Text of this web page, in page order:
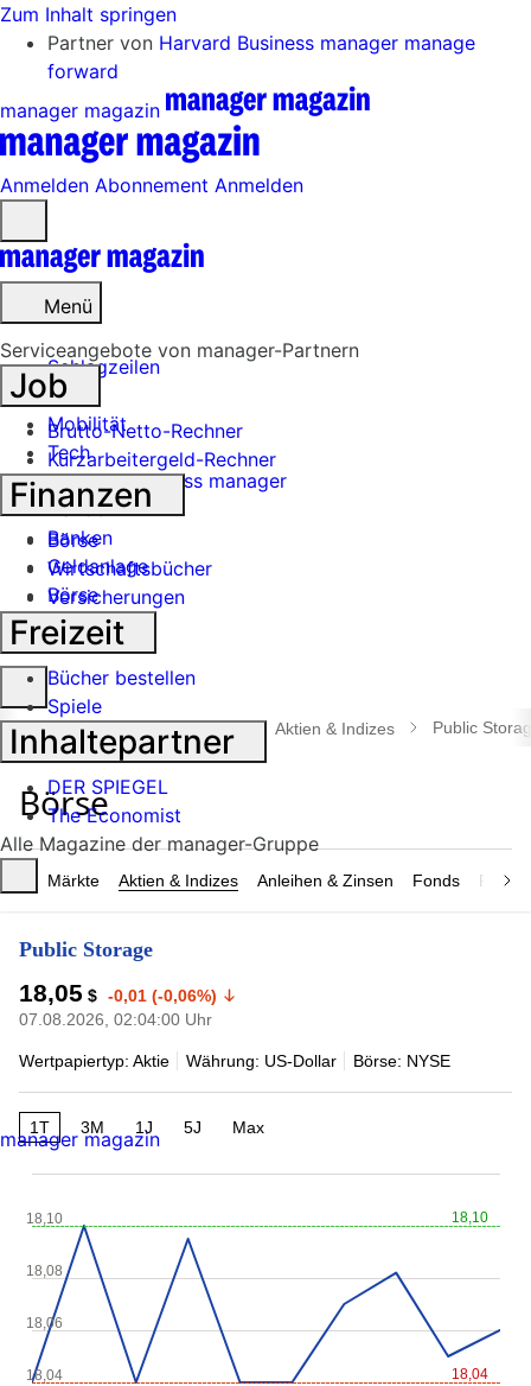
Zum Inhalt springen
Partner von Harvard Business manager manage
forward
manager magazin
Anmelden Abonnement Anmelden
öffnen
Menü
Schlagzeilen
Mobilität
Tech
Harvard Business manager
Handel
Banken
Geldanlage
Börse
Industrie
Suche
öffnen
manager magazin Börse Aktien & Indizes Public
Märkte Aktien & Indizes Anleihen & Zinsen Fonds
Public Storage
18,05 $ -0,01 (-0,06%)
07.08.2026, 02:04:00 Uhr
Wertpapiertyp: Aktie Währung: US-Dollar Börse: NYSE
1T 3M 1J 5J Max
18,10
18,04
18,10
18,04
18,06
18,08
Serviceangebote von manager-Partnern
Job
Brutto-Netto-Rechner
Kurzarbeitergeld-Rechner
Finanzen
Börse
Wirtschaftsbücher
Versicherungen
Freizeit
Bücher bestellen
Spiele
Inhaltepartner
DER SPIEGEL
The Economist
Alle Magazine der manager-Gruppe
manager magazin